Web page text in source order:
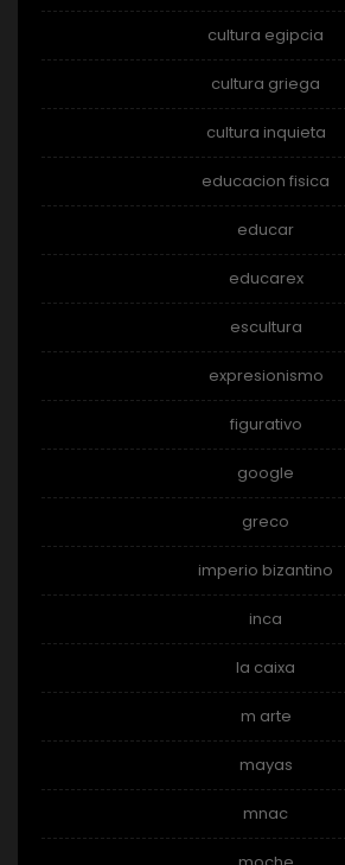
cultura egipcia
cultura griega
cultura inquieta
educacion fisica
educar
educarex
escultura
expresionismo
figurativo
google
greco
imperio bizantino
inca
la caixa
m arte
mayas
mnac